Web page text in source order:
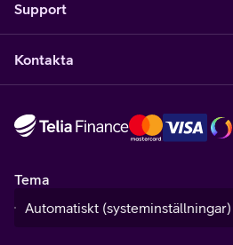
Support
Kontakta
Tema